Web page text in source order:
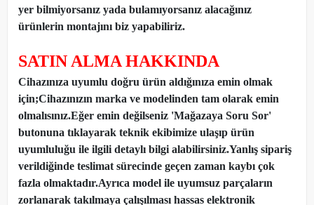
yer bilmiyorsanız yada bulamıyorsanız alacağınız
ürünlerin montajını biz yapabiliriz.
SATIN ALMA HAKKINDA
Cihazınıza uyumlu doğru ürün aldığınıza emin olmak
için;Cihazınızın marka ve modelinden tam olarak emin
olmalısınız.Eğer emin değilseniz 'Mağazaya Soru Sor'
butonuna tıklayarak teknik ekibimize ulaşıp ürün
uyumluluğu ile ilgili detaylı bilgi alabilirsiniz.Yanlış sipariş
verildiğinde teslimat sürecinde geçen zaman kaybı çok
fazla olmaktadır.Ayrıca model ile uyumsuz parçaların
zorlanarak takılmaya çalışılması hassas elektronik